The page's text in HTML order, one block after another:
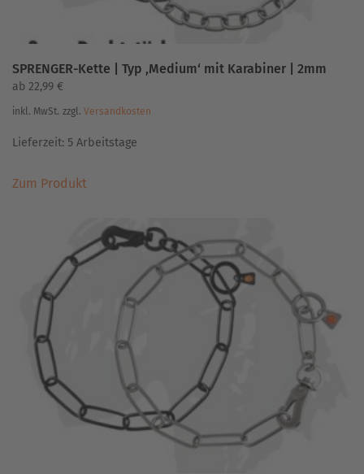
SPRENGER-Kette | Typ ‚Medium‘ mit Karabiner | 2mm
ab 22,99 €
inkl. MwSt. zzgl. Versandkosten
Lieferzeit: 5 Arbeitstage
Zum ProduktProdukt
mehrere
Varianten
auf.
Optionen
Produktseite
gewählt
werden